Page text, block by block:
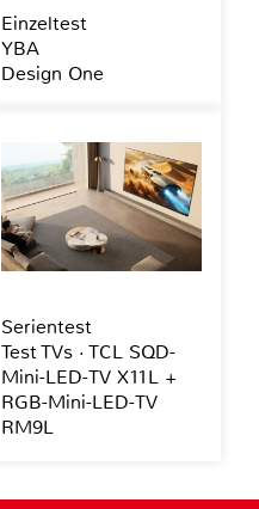
Einzeltest
YBA
Design One
Serientest
Test TVs · TCL SQD-
Mini-LED-TV X11L +
RGB-Mini-LED-TV
RM9L